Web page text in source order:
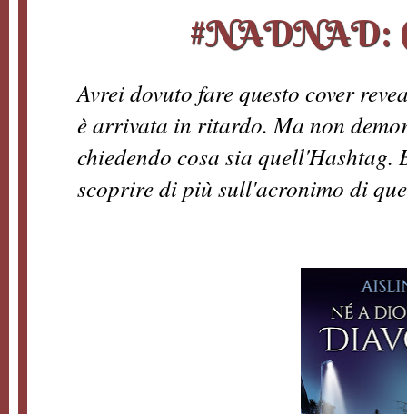
#NADNAD:
Avrei dovuto fare questo cover
è arrivata in ritardo. Ma non
chiedendo cosa sia quell'Hashtag.
scoprire di più sull'acronimo di